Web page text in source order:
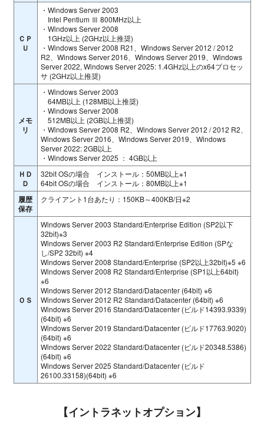
ＣＰ
Ｕ
・Windows Server 2003
Intel Pentium Ⅲ 800MHz以上
・Windows Server 2008
1GHz以上 (2GHz以上推奨)
・Windows Server 2008 R21、Windows Server 2012 / 2012
R2、Windows Server 2016、Windows Server 2019、Windows
Server 2022, Windows Server 2025: 1.4GHz以上のx64プロセッ
サ (2GHz以上推奨)
メモ
リ
・Windows Server 2003
64MB以上 (128MB以上推奨)
・Windows Server 2008
512MB以上 (2GB以上推奨)
・Windows Server 2008 R2、Windows Server 2012 / 2012 R2、
Windows Server 2016、Windows Server 2019、Windows
Server 2022: 2GB以上
・Windows Server 2025 ： 4GB以上
ＨＤ
Ｄ
32bit OSの場合 インストール：50MB以上※1
64bit OSの場合 インストール：80MB以上※1
履歴
保存
クライアント1台あたり：150KB～400KB/日※2
ＯＳ
Windows Server 2003 Standard/Enterprise Edition (SP2以下
32bit)※3
Windows Server 2003 R2 Standard/Enterprise Edition (SPな
し/SP2 32bit) ※4
Windows Server 2008 Standard/Enterprise (SP2以上32bit)※5 ※6
Windows Server 2008 R2 Standard/Enterprise (SP1以上64bit)
※6
Windows Server 2012 Standard/Datacenter (64bit) ※6
Windows Server 2012 R2 Standard/Datacenter (64bit) ※6
Windows Server 2016 Standard/Datacenter (ビルド14393.9339)
(64bit) ※6
Windows Server 2019 Standard/Datacenter (ビルド17763.9020)
(64bit) ※6
Windows Server 2022 Standard/Datacenter (ビルド20348.5386)
(64bit) ※6
Windows Server 2025 Standard/Datacenter (ビルド
26100.33158)(64bit) ※6
【イントラネットオプション】